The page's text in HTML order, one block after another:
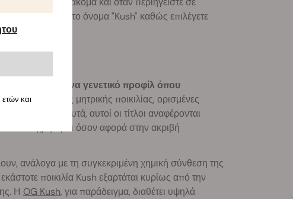
πιθανό να δείτε το όνομα "Kush" καθώς επιλέγετε
υβρίδια ένα γενετικό προφίλ όπου
της άλλης μητρικής ποικιλίας, ορισμένες
Παρόλ' αυτά, αυτοί οι τίτλοι αναφέρονται
πολύ χρήσιμοι όσον αφορά στην ακριβή
ανάλογα με τη συγκεκριμένη χημική σύνθεση της
ποικιλία Kush εξαρτάται κυρίως από την
Η OG Kush, για παράδειγμα, διαθέτει υψηλά
και